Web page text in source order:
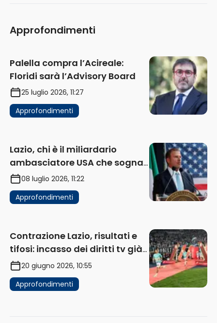
Approfondimenti
Palella compra l’Acireale:
Floridi sarà l’Advisory Board
25 luglio 2026, 11:27
Approfondimenti
Lazio, chi è il miliardario
ambasciatore USA che sogna
di acquistare un club in Italia
08 luglio 2026, 11:22
Approfondimenti
Contrazione Lazio, risultati e
tifosi: incasso dei diritti tv già
in flessione
20 giugno 2026, 10:55
Approfondimenti